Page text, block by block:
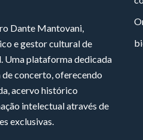
Dante Mantovani,
e gestor cultural de
Uma plataforma dedicada
de concerto, oferecendo
acervo histórico
intelectual através de
exclusivas.